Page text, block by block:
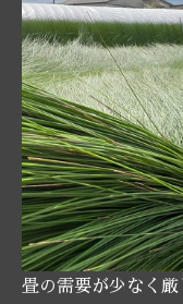
畳の需要が少なく厳